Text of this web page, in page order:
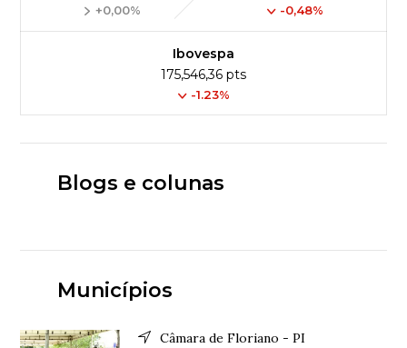
+0,00% -0,48%
Ibovespa
175,546,36 pts
-1.23%
Blogs e colunas
Municípios
Câmara de Floriano - PI